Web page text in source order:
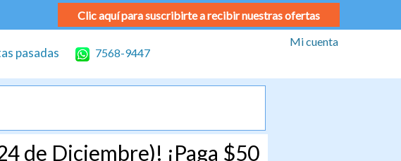
Clic aquí para suscribirte a recibir nuestras ofertas
pasadas 7568-9447
Mi cuenta
de Diciembre)! ¡Paga $50